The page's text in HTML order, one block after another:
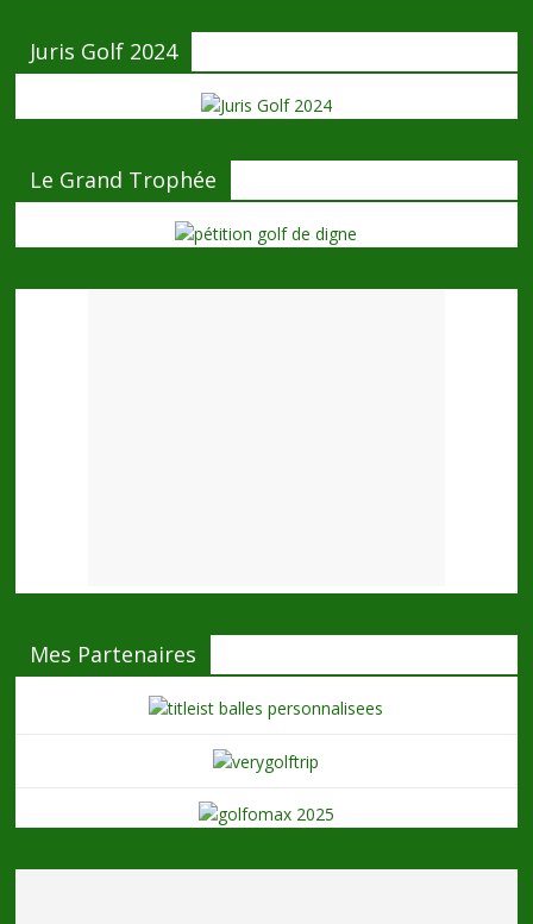
Juris Golf 2024
Le Grand Trophée
Mes Partenaires